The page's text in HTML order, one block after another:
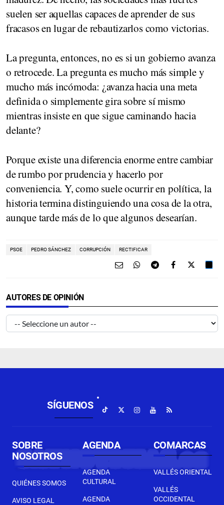
suelen ser aquellas capaces de aprender de sus
fracasos en lugar de rebautizarlos como victorias.
La pregunta, entonces, no es si un gobierno avanza
o retrocede. La pregunta es mucho más simple y
mucho más incómoda: ¿avanza hacia una meta
definida o simplemente gira sobre sí mismo
mientras insiste en que sigue caminando hacia
delante?
Porque existe una diferencia enorme entre cambiar
de rumbo por prudencia y hacerlo por
conveniencia. Y, como suele ocurrir en política, la
historia termina distinguiendo una cosa de la otra,
aunque tarde más de lo que algunos desearían.
PSOE PEDRO SÁNCHEZ CORRUPCIÓN RECTIFICAR
AUTORES DE OPINIÓN
SÍGUENOS
SOBRE
NOSOTROS
QUIÉNES SOMOS
AVISO LEGAL
AGENDA
AGENDA
CULTURAL
AGENDA
COMARCAS
VALLÉS ORIENTAL
VALLÉS
OCCIDENTAL